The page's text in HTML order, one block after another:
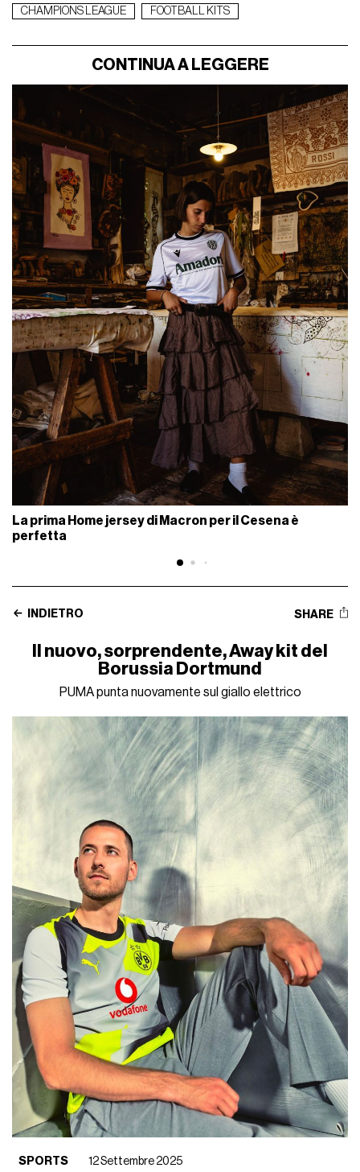
CHAMPIONS LEAGUE FOOTBALL KITS
CONTINUA A LEGGERE
La prima Home jersey di Macron per il Cesena è
perfetta
INDIETRO SHARE
Il nuovo, sorprendente, Away kit del
Borussia Dortmund
PUMA punta nuovamente sul giallo elettrico
SPORTS 12 Settembre 2025